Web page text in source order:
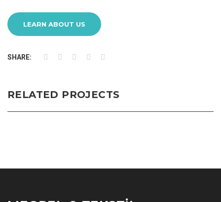
LEARN ABOUT US
SHARE:
RELATED PROJECTS